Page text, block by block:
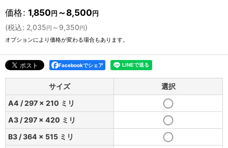
価格: 1,850円 ～8,500円
(税込: 2,035円 ～9,350円)
オプションにより価格が変わる場合もあります。
Facebookでシェア
サイズ
選択
A4 / 297 × 210 ミリ
A3 / 297 × 420 ミリ
B3 / 364 × 515 ミリ